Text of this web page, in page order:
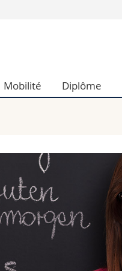
Médias
Chercheurs
Mobilité Diplôme